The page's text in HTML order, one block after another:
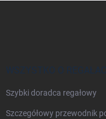
WSZYSTKO O
Szybki doradca regałowy
Szczegółowy przewodnik